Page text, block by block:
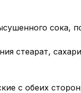
сока,
стеарат,
с обеих